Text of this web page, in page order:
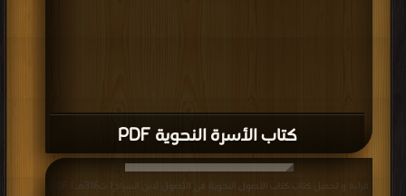
كتاب الأسرة النحوية PDF